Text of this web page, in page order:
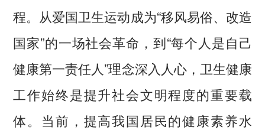
程。从爱国卫生运动成为“移风易俗、改造
国家”的一场社会革命，到“每个人是自己
健康第一责任人”理念深入人心，卫生健康
工作始终是提升社会文明程度的重要载
体。当前，提高我国居民的健康素养水